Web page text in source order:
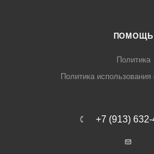
ПОМОЩЬ
Политика
Политика
+7 (913)